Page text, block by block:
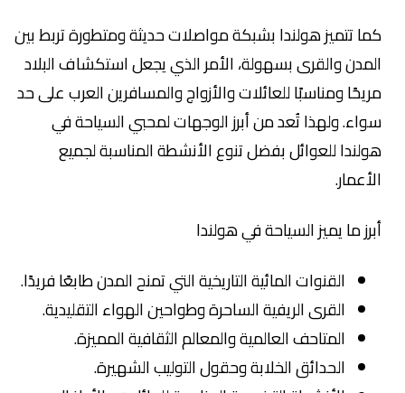
كما تتميز هولندا بشبكة مواصلات حديثة ومتطورة تربط بين
المدن والقرى بسهولة، الأمر الذي يجعل استكشاف البلاد
مريحًا ومناسبًا للعائلات والأزواج والمسافرين العرب على حد
سواء. ولهذا تُعد من أبرز الوجهات لمحبي السياحة في
هولندا للعوائل بفضل تنوع الأنشطة المناسبة لجميع
الأعمار.
أبرز ما يميز السياحة في هولندا
القنوات المائية التاريخية التي تمنح المدن طابعًا فريدًا.
القرى الريفية الساحرة وطواحين الهواء التقليدية.
المتاحف العالمية والمعالم الثقافية المميزة.
الحدائق الخلابة وحقول التوليب الشهيرة.